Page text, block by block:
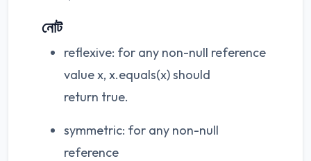
নোট
reflexive: for any non-null reference
value x, x.equals(x) should
return true.
symmetric: for any non-null
reference